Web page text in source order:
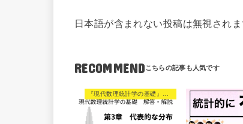
日本語が含まれない投稿は無視され
RECOMMEND
『現代数理統計学の基礎』解説